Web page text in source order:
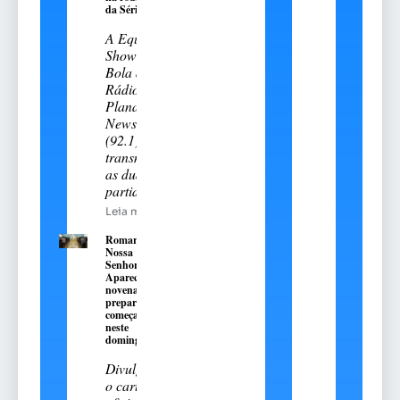
da Série A-2
A Equipe
Show de
Bola da
Rádio
Planalto
News
(92.1)
transmitiu
as duas
partidas
Leia mais
Romaria de
Nossa
Senhora
Aparecida:
novena
preparatória
começa
neste
domingo, 9
Divulgado
o cartal